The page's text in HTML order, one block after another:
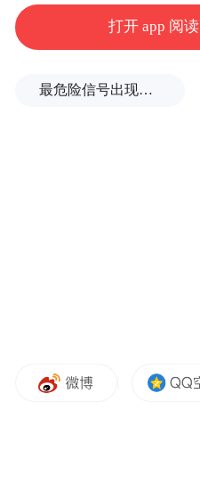
藏式充电接口。车
致，通过“S 580 e”
打开 app 阅
最危险信号出现！全球能源大动脉岌岌可危